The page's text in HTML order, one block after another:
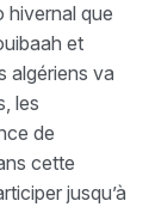
hivernal que
et
algériens va
les
de
cette
jusqu’à